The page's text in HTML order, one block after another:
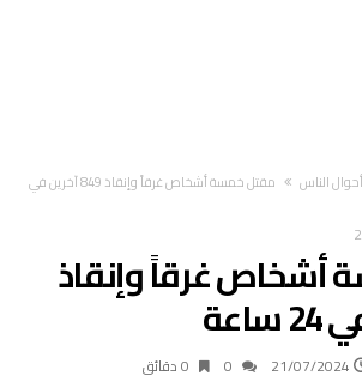
أحوال الناس
مقتل خمسة أشخاص غرقاً وإنقاذ 849 آخرين في
غرقاً وإنقاذ
21/07/2024 0 ‫دقائق‬